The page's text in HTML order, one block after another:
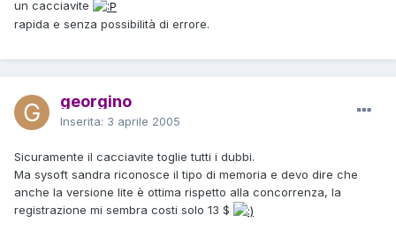
un cacciavite
rapida e senza possibilità di errore.
georgino
Inserita: 3 aprile 2005
Sicuramente il cacciavite toglie tutti i dubbi.
Ma sysoft sandra riconosce il tipo di memoria e devo dire che
anche la versione lite è ottima rispetto alla concorrenza, la
registrazione mi sembra costi solo 13 $